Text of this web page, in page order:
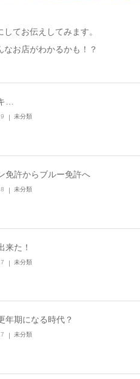
てお伝えしてみます。
お店がわかるかも！？
…
未分類
免許からブルー免許へ
未分類
来た！
未分類
年期になる時代？
未分類